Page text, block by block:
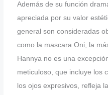
Además de su función
apreciada por su valor
general son consideradas
como la mascara Oni, la
Hannya no es una
meticuloso, que incluye los
los ojos expresivos, refleja